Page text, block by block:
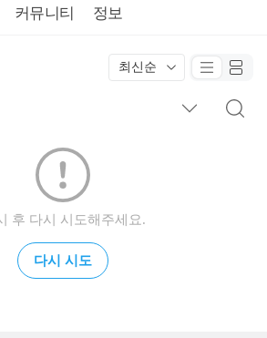
커뮤니티 정보
최신순
후 다시 시도해주세요.
다시 시도